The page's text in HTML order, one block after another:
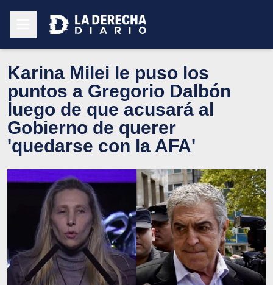
Karina Milei le puso los
puntos a Gregorio Dalbón
luego de que acusará al
Gobierno de querer
'quedarse con la AFA'